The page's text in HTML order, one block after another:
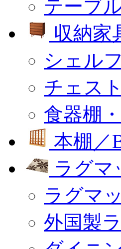
テーブ
収納家
シェル
チェス
食器棚
本棚／
ラグマ
ラグマ
外国製